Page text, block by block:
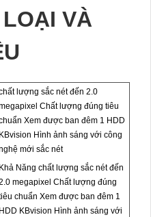
VÀ
lượng sắc nét đến 2.0
Chất lượng đúng tiêu
Xem được ban đêm 1 HDD
KBvision Hình ảnh sáng với công
mới sắc nét
Khả Năng chất lượng sắc nét đến
megapixel Chất lượng đúng
chuẩn Xem được ban đêm 1
HDD KBvision Hình ảnh sáng với